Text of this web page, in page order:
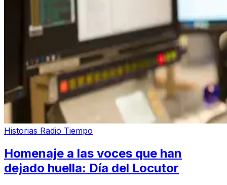
Historias Radio Tiempo
Homenaje a las voces que han
dejado huella: Día del Locutor